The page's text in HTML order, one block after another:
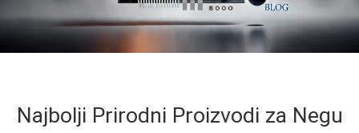
Najbolji Prirodni Proizvodi za Negu